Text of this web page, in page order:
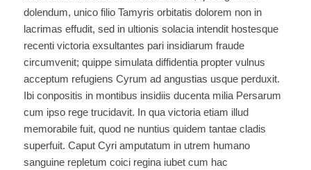
dolendum, unico filio Tamyris orbitatis dolorem non in
lacrimas effudit, sed in ultionis solacia intendit hostesque
recenti victoria exsultantes pari insidiarum fraude
circumvenit; quippe simulata diffidentia propter vulnus
acceptum refugiens Cyrum ad angustias usque perduxit.
Ibi conpositis in montibus insidiis ducenta milia Persarum
cum ipso rege trucidavit. In qua victoria etiam illud
memorabile fuit, quod ne nuntius quidem tantae cladis
superfuit. Caput Cyri amputatum in utrem humano
sanguine repletum coici regina iubet cum hac